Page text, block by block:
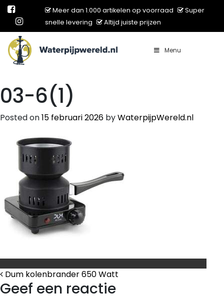
Meer dan 1.000 artikelen op voorraad
Super
snelle levering
Altijd juiste prijzen
Main Navigation Menu
03-6(1)
Posted on15 februari 2026 byWaterpijpWereld.nl
Bericht Navigatie
Dum kolenbrander 650 Watt
Geef een reactie